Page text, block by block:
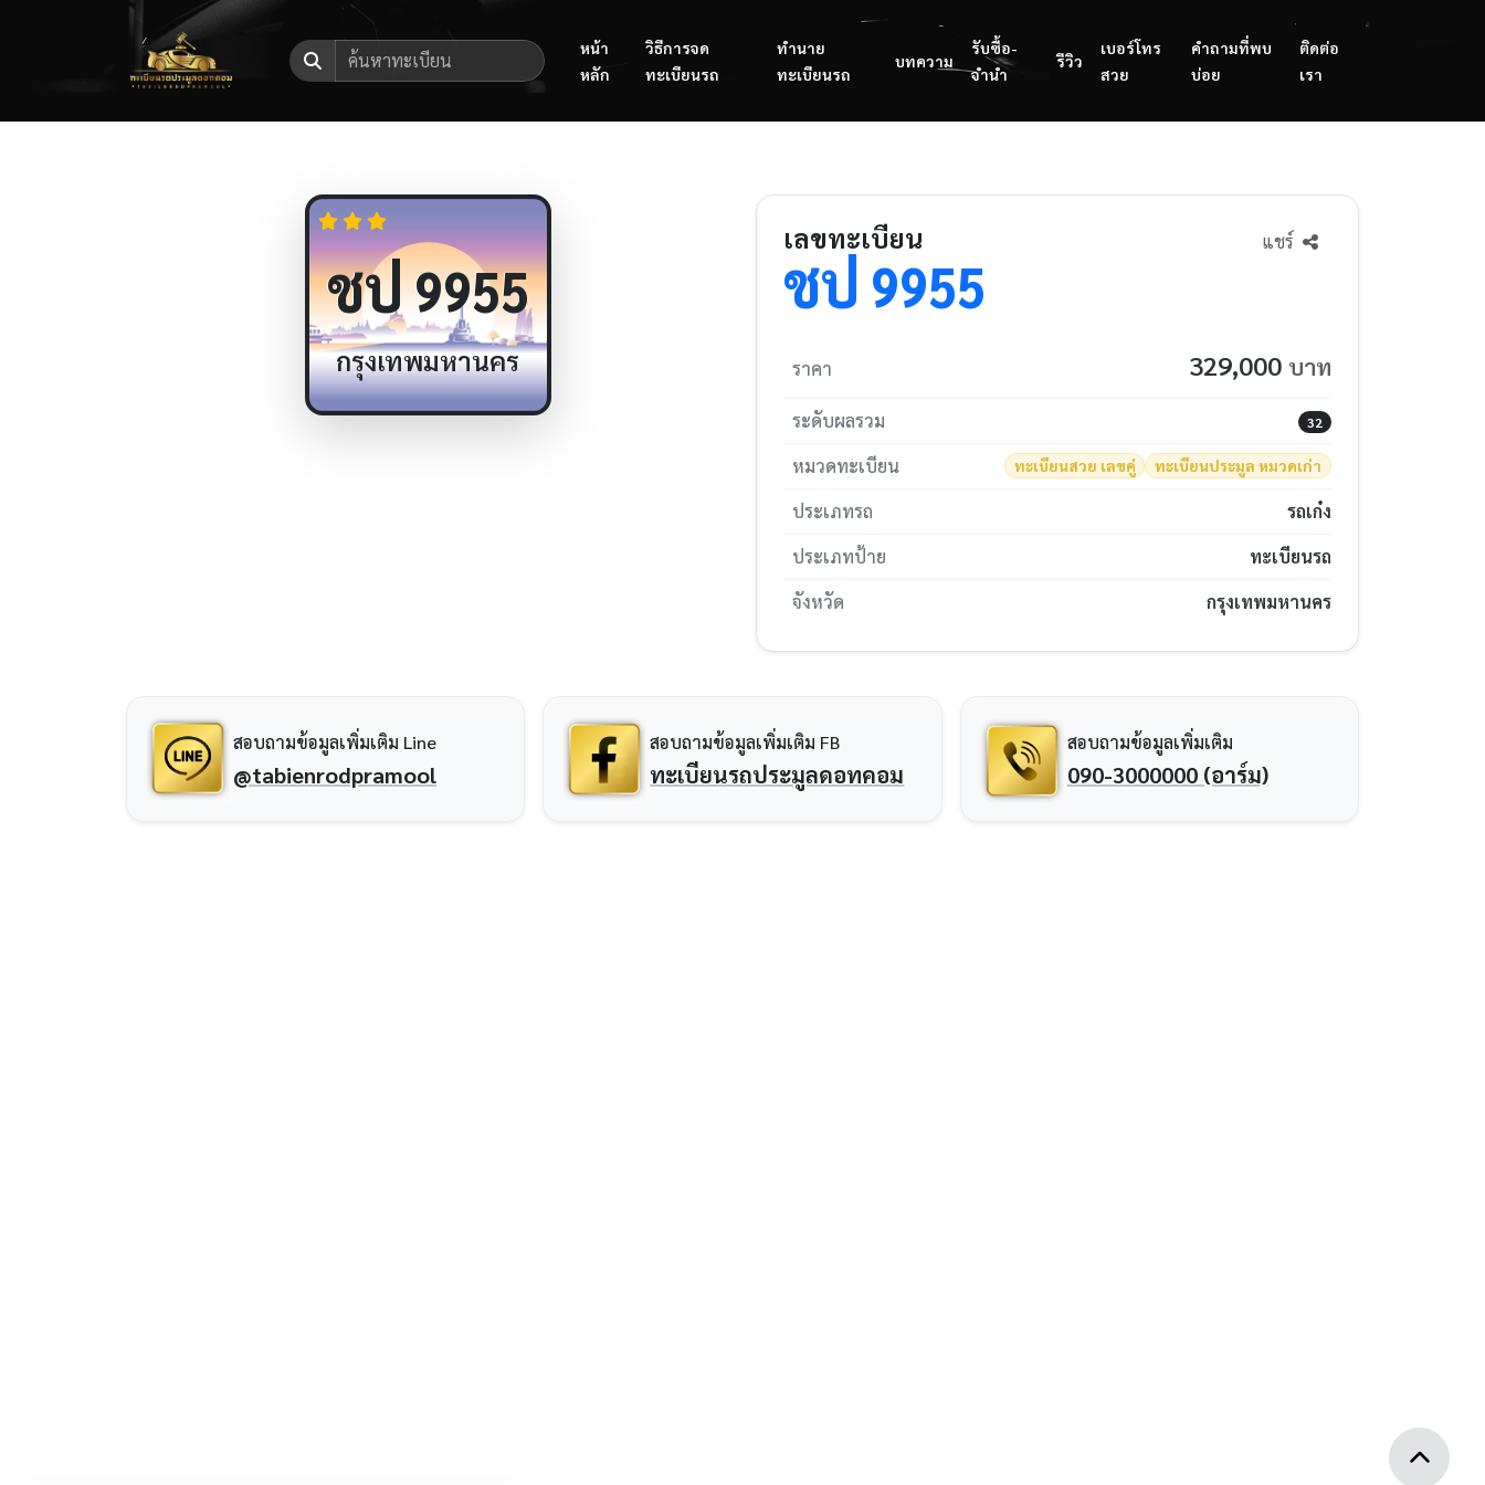
หน้า
หลัก
วิธีการจด
ทะเบียนรถ
ทำนาย
ทะเบียนรถ
บทความ
รับซื้อ-
จำนำ
รีวิว
เบอร์โทร
สวย
คำถามที่พบ
บ่อย
ติดต่อ
เรา
ชป9955
กรุงเทพมหานคร
เลขทะเบียน
ชป 9955
แชร์
ราคา 329,000 บาท
ระดับผลรวม 32
หมวดทะเบียน ทะเบียนสวย เลขคู่ ทะเบียนประมูล หมวดเก่า
ประเภทรถ
รถเก๋ง
ประเภทป้าย
ทะเบียนรถ
จังหวัด
กรุงเทพมหานคร
สอบถามข้อมูลเพิ่มเติม Line
@tabienrodpramool
สอบถามข้อมูลเพิ่มเติม FB
ทะเบียนรถประมูลดอทคอม
สอบถามข้อมูลเพิ่มเติม
090-3000000 (อาร์ม)